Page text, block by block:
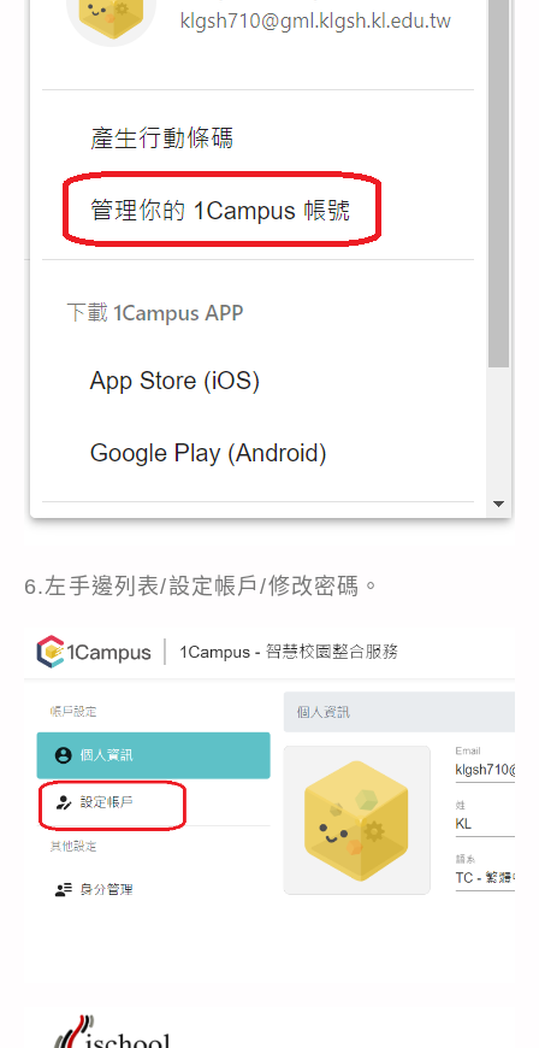
6.左手邊列表/設定帳戶/修改密碼。